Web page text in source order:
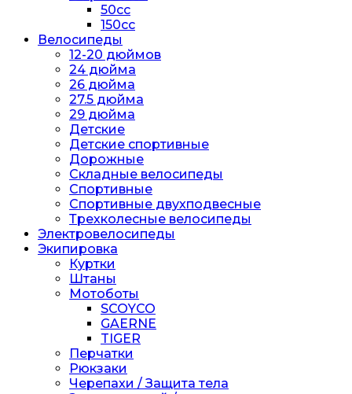
50cc
150cc
Велосипеды
12-20 дюймов
24 дюйма
26 дюйма
27.5 дюйма
29 дюйма
Детские
Детские спортивные
Дорожные
Складные велосипеды
Спортивные
Спортивные двухподвесные
Трехколесные велосипеды
Электровелосипеды
Экипировка
Куртки
Штаны
Мотоботы
SCOYCO
GAERNE
TIGER
Перчатки
Рюкзаки
Черепахи / Защита тела